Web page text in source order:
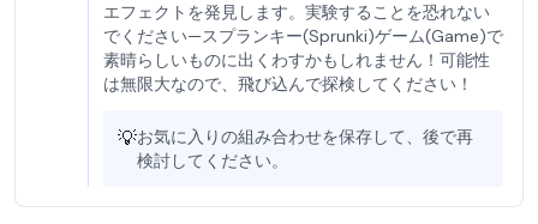
エフェクトを発見します。実験することを恐れない
でください—スプランキー(Sprunki)ゲーム(Game)で
素晴らしいものに出くわすかもしれません！可能性
は無限大なので、飛び込んで探検してください！
💡お気に入りの組み合わせを保存して、後で再
検討してください。